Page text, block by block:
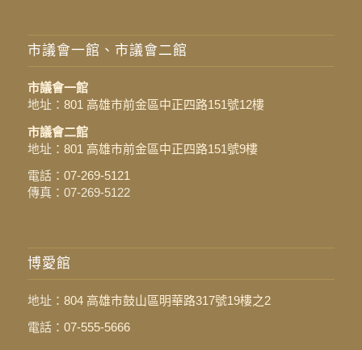
市議會一館、市議會二館
市議會一館
地址： 801 高雄市前金區中正四路151號12樓
市議會二館
地址： 801 高雄市前金區中正四路151號9樓
電話： 07-269-5121
傳真：07-269-5122
博愛館
地址： 804 高雄市鼓山區明華路317號19樓之2
電話： 07-555-5666